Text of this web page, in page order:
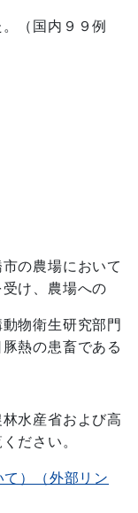
（国内９９例
農場において
け、農場への
衛生研究部門
熱の患畜である
水産省および高
ださい。
）（外部リン